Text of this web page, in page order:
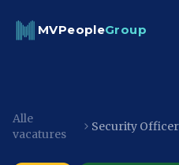
MVPeopleGroup
Alle
vacatures